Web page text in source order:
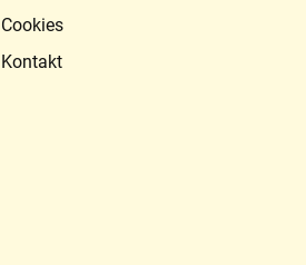
Cookies
Kontakt